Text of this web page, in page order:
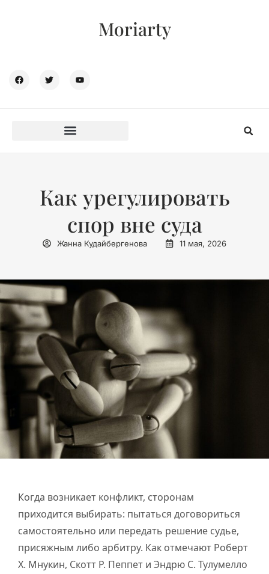
Moriarty
Как урегулировать
спор вне суда
Жанна Кудайбергенова 11 мая, 2026
Когда возникает конфликт, сторонам
приходится выбирать: пытаться договориться
самостоятельно или передать решение судье,
присяжным либо арбитру. Как отмечают Роберт
Х. Мнукин, Скотт Р. Пеппет и Эндрю С. Тулумелло